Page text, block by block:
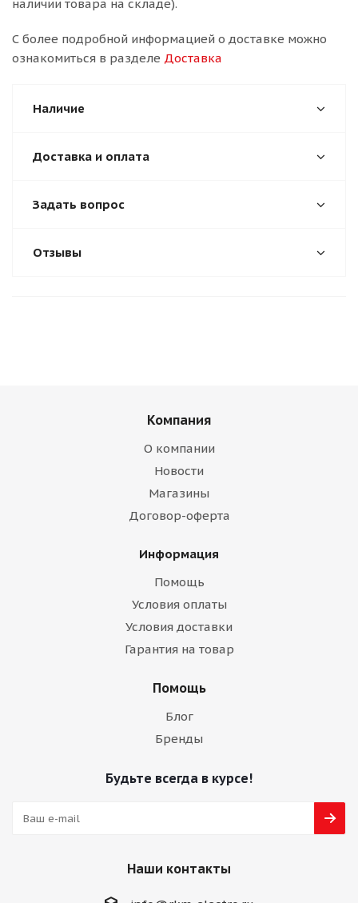
наличии товара на складе).
С более подробной информацией о доставке можно
ознакомиться в разделе Доставка
Наличие
Доставка и оплата
Задать вопрос
Отзывы
Компания
О компании
Новости
Магазины
Договор-оферта
Информация
Помощь
Условия оплаты
Условия доставки
Гарантия на товар
Помощь
Блог
Бренды
Будьте всегда в курсе!
Наши контакты